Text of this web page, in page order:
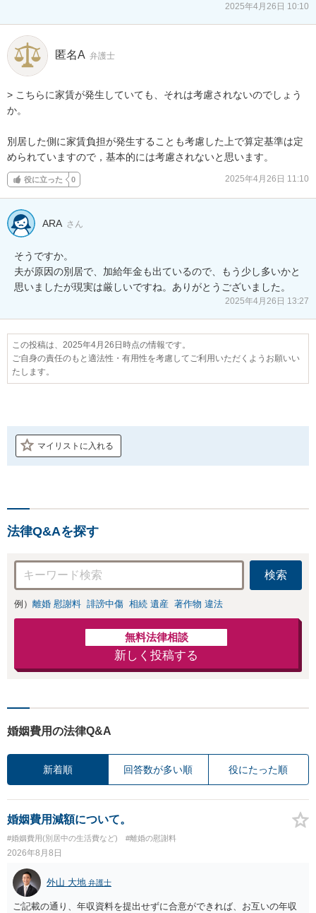
2025年4月26日 10:10
匿名A 弁護士
> こちらに家賃が発生していても、それは考慮されないのでしょう
か。
別居した側に家賃負担が発生することも考慮した上で算定基準は定
められていますので，基本的には考慮されないと思います。
役に立った 0 2025年4月26日 11:10
ARA さん
そうですか。
夫が原因の別居で、加給年金も出ているので、もう少し多いかと
思いましたが現実は厳しいですね。ありがとうございました。
2025年4月26日 13:27
この投稿は、2025年4月26日時点の情報です。
ご自身の責任のもと適法性・有用性を考慮してご利用いただくようお願いい
たします。
マイリストに入れる
法律Q&Aを探す
検索
例） 離婚 慰謝料 誹謗中傷 相続 遺産 著作物 違法
無料法律相談
新しく投稿する
婚姻費用の法律Q&A
新着順 回答数が多い順 役にたった順
婚姻費用減額について。
#婚姻費用(別居中の生活費など) #離婚の慰謝料
2026年8月8日
外山 大地 弁護士
ご記載の通り、年収資料を提出せずに合意ができれば、お互いの年収